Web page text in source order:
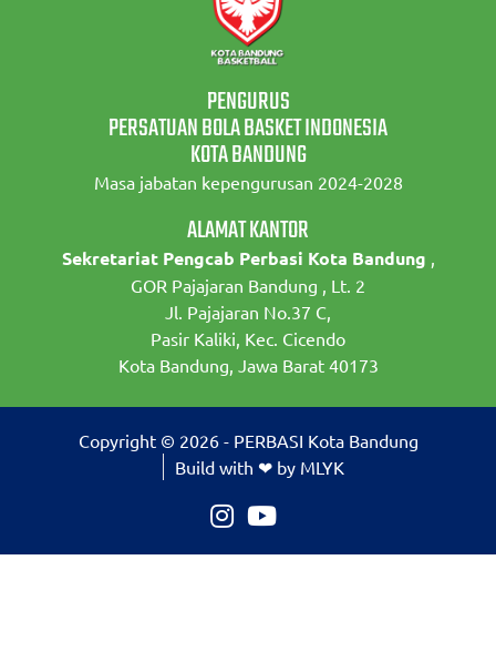
PENGURUS
PERSATUAN BOLA BASKET INDONESIA
KOTA BANDUNG
Masa jabatan kepengurusan 2024-2028
ALAMAT KANTOR
Sekretariat Pengcab Perbasi Kota Bandung ,
GOR Pajajaran Bandung , Lt. 2
Jl. Pajajaran No.37 C,
Pasir Kaliki, Kec. Cicendo
Kota Bandung, Jawa Barat 40173
Copyright © 2026 - PERBASI Kota Bandung
Build with ❤ by MLYK